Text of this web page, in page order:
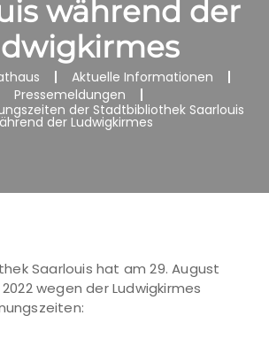
während der
Aktuelle Informationen
Pressemeldungen
der Stadtbibliothek Saarlouis
der Ludwigkirmes
Saarlouis hat am 29. August
wegen der Ludwigkirmes